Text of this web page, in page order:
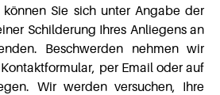
können Sie sich unter Angabe der
Schilderung Ihres Anliegens an
Beschwerden nehmen wir
per Email oder auf
Wir werden versuchen, Ihre